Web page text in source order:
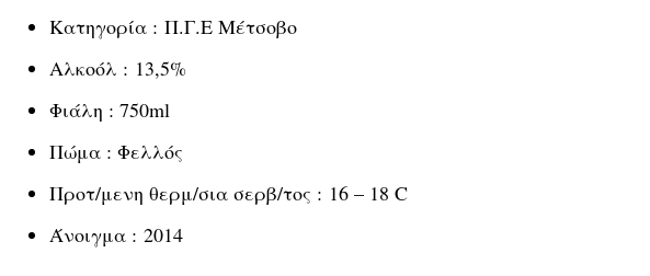
Κατηγορία : Π.Γ.Ε Μέτσοβο
Αλκοόλ : 13,5%
Φιάλη : 750ml
Πώμα : Φελλός
Προτ/μενη θερμ/σια σερβ/τος : 16 – 18 C
Άνοιγμα : 2014